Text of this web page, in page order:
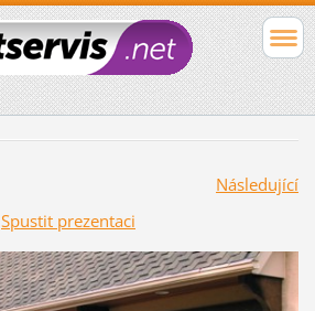
Následující
Spustit prezentaci